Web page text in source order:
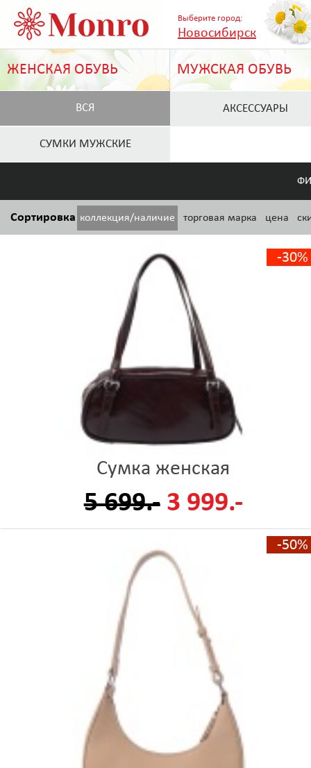
Выберите город:
Новосибирск
ЖЕНСКАЯ ОБУВЬ МУЖСКАЯ ОБУВЬ
ВСЯ АКСЕССУАРЫ
СУМКИ МУЖСКИЕ
Сортировка коллекция/наличие торговая марка цена
-30%
Сумка женская
5 699.- 3 999.-
-50%